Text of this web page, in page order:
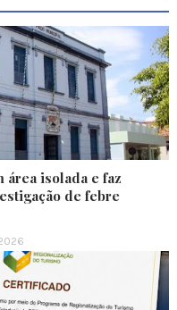
área isolada e faz
de febre